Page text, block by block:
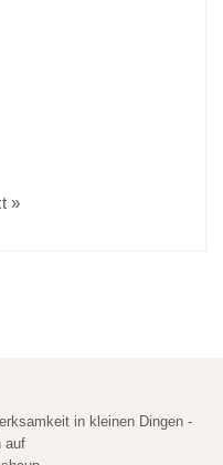
»
in kleinen Dingen -
auf